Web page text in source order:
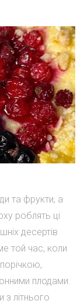
та фрукти, а
роблять ці
десертів
той час, коли
плодами.
літнього